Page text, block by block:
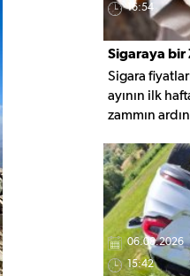
16:54
Sigaraya bir
Sigara
ayının ilk
zammın
gruptaki en
sigara ise
06.08.2026
15:42